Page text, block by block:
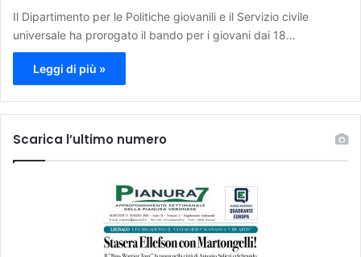
Il Dipartimento per le Politiche giovanili e il Servizio civile
universale ha prorogato il bando per i giovani dai 18…
Leggi di più »
Scarica l’ultimo numero